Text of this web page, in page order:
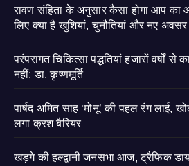
रावण संहिता के अनुसार कैसा होगा आप
लिए क्या है खुशियां, चुनौतियां और नए अवसर
परंपरागत चिकित्सा पद्धतियां हजारों वर्षों से
नहीं: डा. कृष्णमूर्ति
पार्षद अमित साह ‘मोनू’ की पहल रंग लाई,
लगा क्रश बैरियर
खड़गे की हल्द्वानी जनसभा आज, ट्रैफिक